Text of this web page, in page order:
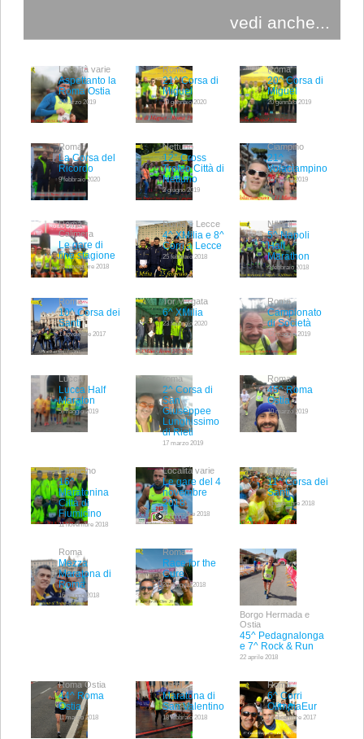
vedi anche...
Località varie
Aspettanto la
Roma Ostia
4 Marzo 2019
Roma
21^ Corsa di
Miguel
19 gennaio 2020
Roma
20^ Corsa di
Miguel
20 gennaio 2019
Roma
La Corsa del
Ricordo
9 febbraio 2020
Nettuno
12° Cross
Trofeo Città di
Nettuno
2 giugno 2019
Ciampino
21^
Volaciampino
31 marzo 2019
Roma -
Calimera
Le gare di
fine stagione
25 novembre 2018
Roma e Lecce
4^ XMilia e 8^
Corri a Lecce
25 febbraio 2018
Napoli
5^ Napoli
Half
Marathon
4 febbraio 2018
Roma
10^ Corsa dei
Santi
1 novembre 2017
Tor Vergata
6^ XMilia
23 febbraio 2020
Roma
Campionato
di Società
12 maggio 2019
Lucca
Lucca Half
Maraton
5 maggio 2019
roma
2^ Corsa di
San
Giuseppee
Lunghissimo
di Rieti
17 marzo 2019
Roma
45^ Roma
Ostia
10 marzo 2019
Fiumicino
16^
Maratonina
Città di
Fiumicino
11 novembre 2018
Località varie
Le gare del 4
novembre
2018.
4 novembre 2018
Roma
11^ Corsa dei
Santi
1 novembre 2018
Roma
Mezza
Maratona di
Roma
16 giugno 2018
Roma
Race for the
Cure
20 maggio 2018
Borgo Hermada e
Ostia
45^ Pedagnalonga
e 7^ Rock & Run
22 aprile 2018
Roma Ostia
44^ Roma
Ostia
11 marzo 2018
Terni
Maratona di
San Valentino
18 febbraio 2018
Roma
6^ Corri
OlimpiaEur
10 dicembre 2017